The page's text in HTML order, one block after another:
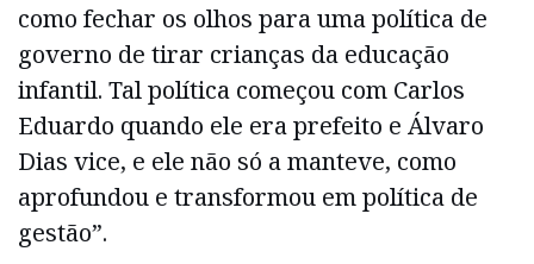
como fechar os olhos para uma política de
governo de tirar crianças da educação
infantil. Tal política começou com Carlos
Eduardo quando ele era prefeito e Álvaro
Dias vice, e ele não só a manteve, como
aprofundou e transformou em política de
gestão”.